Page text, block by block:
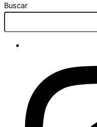
Buscar